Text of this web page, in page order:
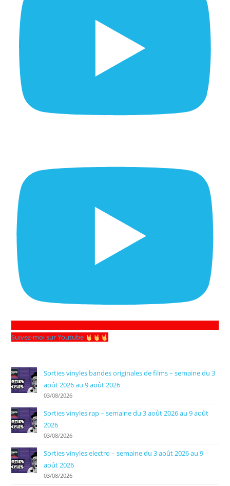
Suivez-moi sur Youtube
Sorties vinyles bandes originales de films – semaine du 3
août 2026 au 9 août 2026
03/08/2026
Sorties vinyles rap – semaine du 3 août 2026 au 9 août
2026
03/08/2026
Sorties vinyles electro – semaine du 3 août 2026 au 9
août 2026
03/08/2026